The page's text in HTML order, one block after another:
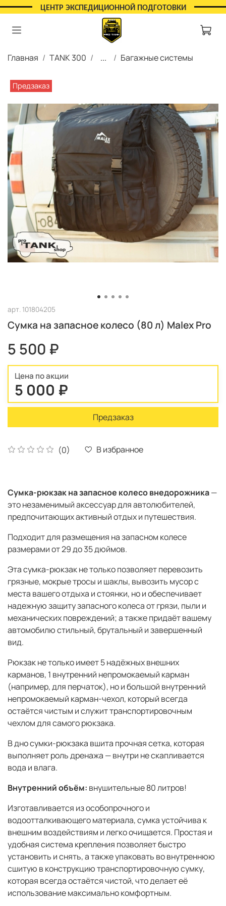
ЦЕНТР ЭКСПЕДИЦИОННОЙ ПОДГОТОВКИ
Главная TANK 300 ... Багажные системы
Предзаказ
арт. 101804205
Сумка на запасное колесо (80 л) Malex Pro
(0) В избранное
5 500 ₽
Цена по акции
5 000 ₽
Предзаказ
Сумка-рюкзак на запасное колесо внедорожника—
это незаменимый аксессуар для автолюбителей,
предпочитающих активный отдых и путешествия.
Подходит для размещения на запасном колесе
размерами от 29 до 35 дюймов.
Эта сумка-рюкзак не только позволяет перевозить
грязные, мокрые тросы и шаклы, вывозить мусор с
места вашего отдыха и стоянки, но и обеспечивает
надежную защиту запасного колеса от грязи, пыли и
механических повреждений; а также придаёт вашему
автомобилю стильный, брутальный и завершенный
вид.
Рюкзак не только имеет 5 надёжных внешних
карманов, 1 внутренний непромокаемый карман
(например, для перчаток), но и большой внутренний
непромокаемый карман-чехол, который всегда
остаётся чистым и служит транспортировочным
чехлом для самого рюкзака.
В дно сумки-рюкзака вшита прочная сетка, которая
выполняет роль дренажа — внутри не скапливается
вода и влага.
Внутренний объём: внушительные 80 литров!
Изготавливается из особопрочного и
водоотталкивающего материала, сумка устойчива к
внешним воздействиям и легко очищается. Простая и
удобная система крепления позволяет быстро
установить и снять, а также упаковать во внутреннюю
сшитую в конструкцию транспортировочную сумку,
которая всегда остаётся чистой, что делает её
использование максимально комфортным.